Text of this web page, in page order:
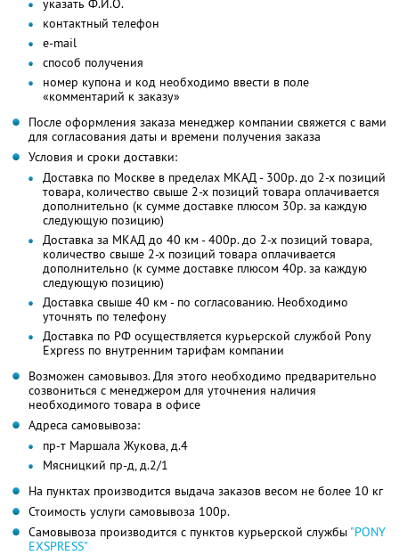
указать Ф.И.О.
контактный телефон
e-mail
способ получения
номер купона и код необходимо ввести в поле
«комментарий к заказу»
После оформления заказа менеджер компании свяжется с вами
для согласования даты и времени получения заказа
Условия и сроки доставки:
Доставка по Москве в пределах МКАД - 300р. до 2-х позиций
товара, количество свыше 2-х позиций товара оплачивается
дополнительно (к сумме доставке плюсом 30р. за каждую
следующую позицию)
Доставка за МКАД до 40 км - 400р. до 2-х позиций товара,
количество свыше 2-х позиций товара оплачивается
дополнительно (к сумме доставке плюсом 40р. за каждую
следующую позицию)
Доставка свыше 40 км - по согласованию. Необходимо
уточнять по телефону
Доставка по РФ осуществляется курьерской службой Pony
Express по внутренним тарифам компании
Возможен самовывоз. Для этого необходимо предварительно
созвониться с менеджером для уточнения наличия
необходимого товара в офисе
Адреса самовывоза:
пр-т Маршала Жукова, д.4
Мясницкий пр-д, д.2/1
На пунктах производится выдача заказов весом не более 10 кг
Стоимость услуги самовывоза 100р.
Самовывоза производится с пунктов курьерской службы "PONY
EXSPRESS"